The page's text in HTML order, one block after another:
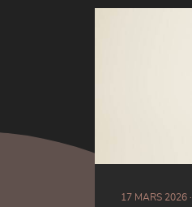
17 MARS 2026 ·